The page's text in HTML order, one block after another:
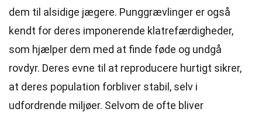
dem til alsidige jægere. Punggrævlinger er også
kendt for deres imponerende klatrefærdigheder,
som hjælper dem med at finde føde og undgå
rovdyr. Deres evne til at reproducere hurtigt sikrer,
at deres population forbliver stabil, selv i
udfordrende miljøer. Selvom de ofte bliver